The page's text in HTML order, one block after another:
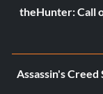
theHunter: Call
Assassin's